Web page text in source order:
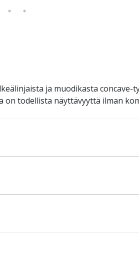
ja muodikasta
on todellista näyttävyyttä ilman